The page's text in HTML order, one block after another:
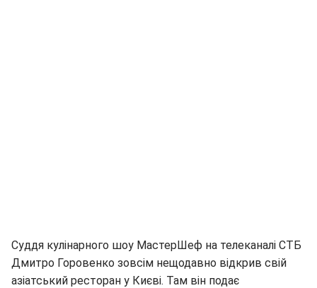
Суддя кулінарного шоу МастерШеф на телеканалі СТБ
Дмитро Горовенко зовсім нещодавно відкрив свій
азіатський ресторан у Києві. Там він подає